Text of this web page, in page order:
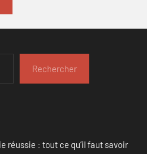
Rechercher
réussie : tout ce qu’il faut savoir